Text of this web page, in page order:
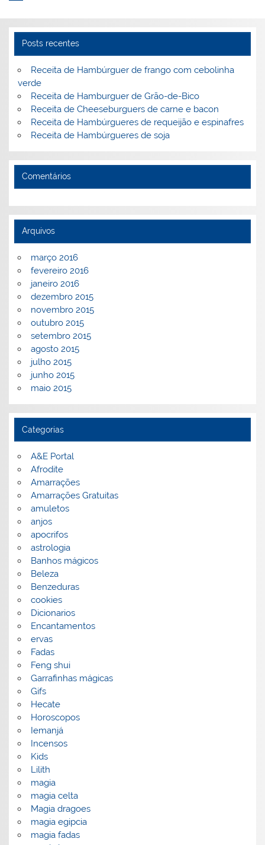
Posts recentes
Receita de Hambúrguer de frango com cebolinha
verde
Receita de Hamburguer de Grão-de-Bico
Receita de Cheeseburguers de carne e bacon
Receita de Hambúrgueres de requeijão e espinafres
Receita de Hambúrgueres de soja
Comentários
Arquivos
março 2016
fevereiro 2016
janeiro 2016
dezembro 2015
novembro 2015
outubro 2015
setembro 2015
agosto 2015
julho 2015
junho 2015
maio 2015
Categorias
A&E Portal
Afrodite
Amarrações
Amarrações Gratuitas
amuletos
anjos
apocrifos
astrologia
Banhos mágicos
Beleza
Benzeduras
cookies
Dicionarios
Encantamentos
ervas
Fadas
Feng shui
Garrafinhas mágicas
Gifs
Hecate
Horoscopos
Iemanjá
Incensos
Kids
Lilith
magia
magia celta
Magia dragoes
magia egipcia
magia fadas